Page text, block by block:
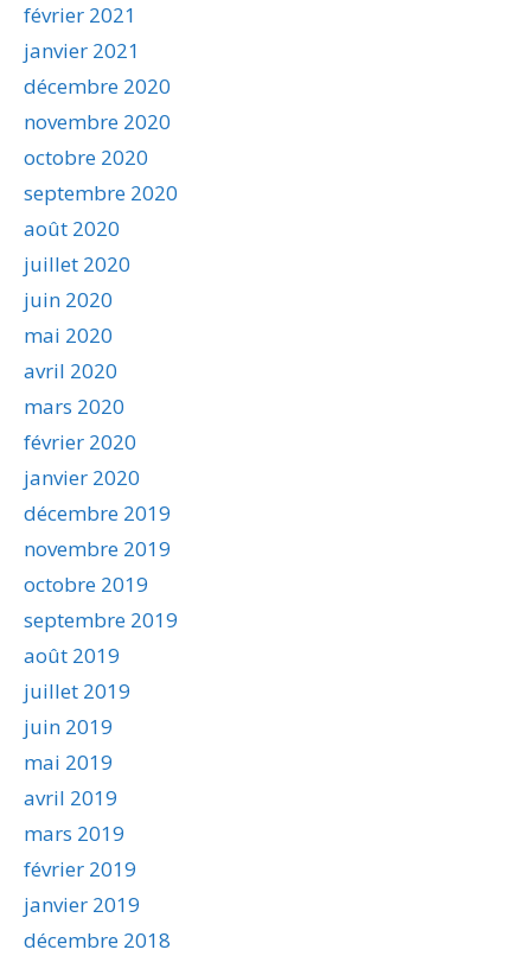
février 2021
janvier 2021
décembre 2020
novembre 2020
octobre 2020
septembre 2020
août 2020
juillet 2020
juin 2020
mai 2020
avril 2020
mars 2020
février 2020
janvier 2020
décembre 2019
novembre 2019
octobre 2019
septembre 2019
août 2019
juillet 2019
juin 2019
mai 2019
avril 2019
mars 2019
février 2019
janvier 2019
décembre 2018